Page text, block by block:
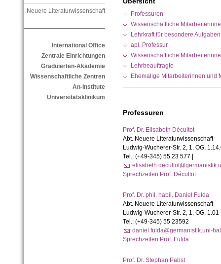
Neuere Literaturwissenschaft
International Office
Zentrale Einrichtungen
Graduierten-Akademie
Wissenschaftliche Zentren
An-Institute
Universitätsklinikum
Professuren
Wissenschaftliche
Lehrkraft für besondere Aufgaben
apl. Professur
Wissenschaftliche
Lehrbeauftragte
Ehemalige Mitarbeiterinnen und
Professuren
Prof. Dr. Elisabeth Décultot
Abt. Neuere Literaturwissenschaft
Ludwig-Wucherer-Str. 2, 1. OG,
Tel.: (+49-345) 55 23 577 |
Sprechzeiten Prof. Décultot
Prof. Dr. phil. habil. Daniel Fulda
Abt. Neuere Literaturwissenschaft
Ludwig-Wucherer-Str. 2, 1. OG, 1.01
Tel.: (+49-345) 55 23592
daniel.fulda@germanistik.uni-
Sprechzeiten Prof. Fulda
Prof. Dr. Stephan Pabst